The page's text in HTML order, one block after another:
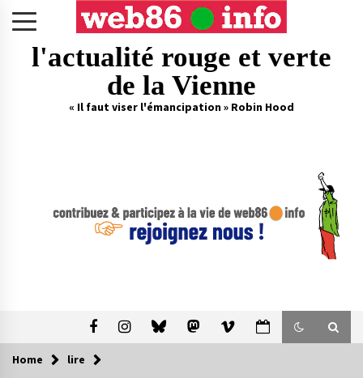
l'actualité rouge et verte
de la Vienne
« Il faut viser l'émancipation » Robin Hood
Home lire